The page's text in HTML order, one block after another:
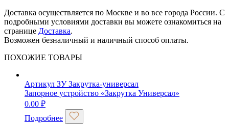
Доставка осуществляется по Москве и во все города России. С
подробными условиями доставки вы можете ознакомиться на
странице Доставка.
Возможен безналичный и наличный способ оплаты.
ПОХОЖИЕ ТОВАРЫ
Артикул ЗУ Закрутка-универсал
Запорное устройство «Закрутка Универсал»
0.00 ₽
Подробнее